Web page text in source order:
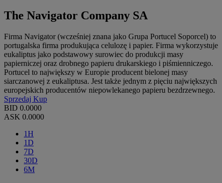
The Navigator Company SA
Firma Navigator (wcześniej znana jako Grupa Portucel Soporcel) to
portugalska firma produkująca celulozę i papier. Firma wykorzystuje
eukaliptus jako podstawowy surowiec do produkcji masy
papierniczej oraz drobnego papieru drukarskiego i piśmienniczego.
Portucel to największy w Europie producent bielonej masy
siarczanowej z eukaliptusa. Jest także jednym z pięciu największych
europejskich producentów niepowlekanego papieru bezdrzewnego.
Sprzedaj Kup
BID 0.0000
ASK 0.0000
1H
1D
7D
30D
6M